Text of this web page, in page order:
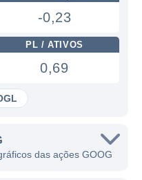
-0,23
PL / ATIVOS
0,69
das ações GOOG